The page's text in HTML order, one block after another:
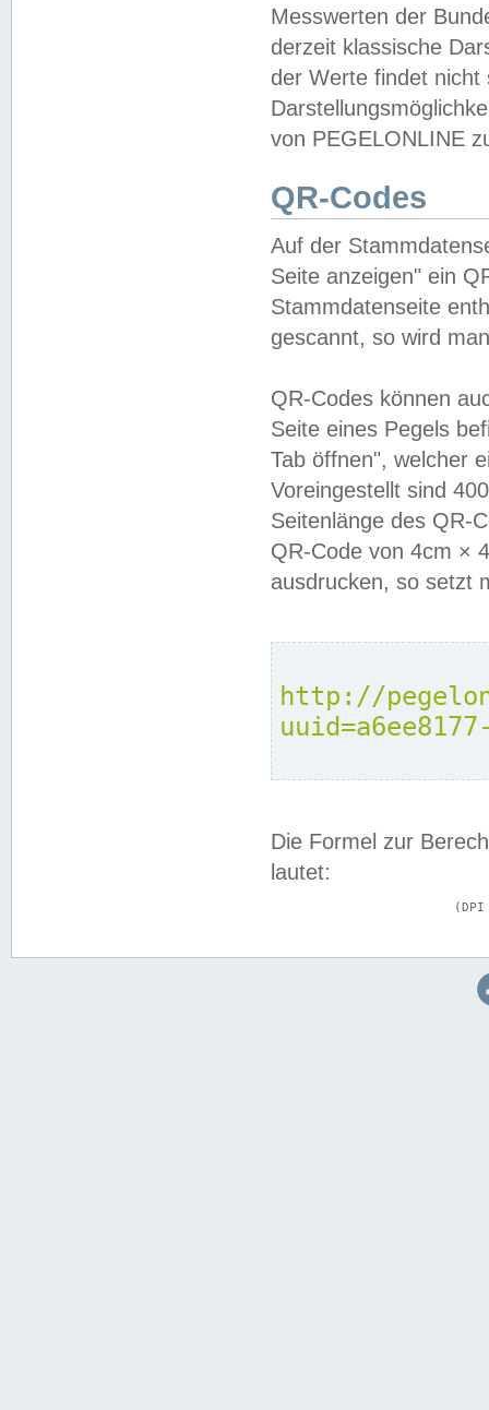
Messwerten der
derzeit klassische
der Werte findet
von PEGELONLINE
QR-Codes
Auf der
Seite anzeigen" ein
Stammdatenseite
gescannt, so wird
QR-Codes können
Seite eines Pegels
Tab öffnen", welcher
Voreingestellt sind
Seitenlänge des QR-
QR-Code von 4cm ×
ausdrucken, so setzt
http://
Die Formel zur
lautet: